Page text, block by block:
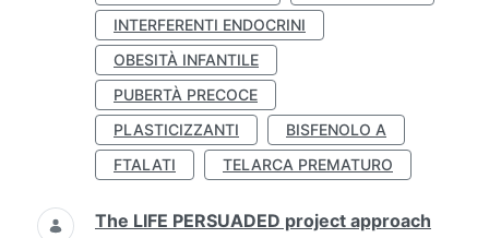
INTERFERENTI ENDOCRINI
OBESITÀ INFANTILE
PUBERTÀ PRECOCE
PLASTICIZZANTI
BISFENOLO A
FTALATI
TELARCA PREMATURO
The LIFE PERSUADED project approach